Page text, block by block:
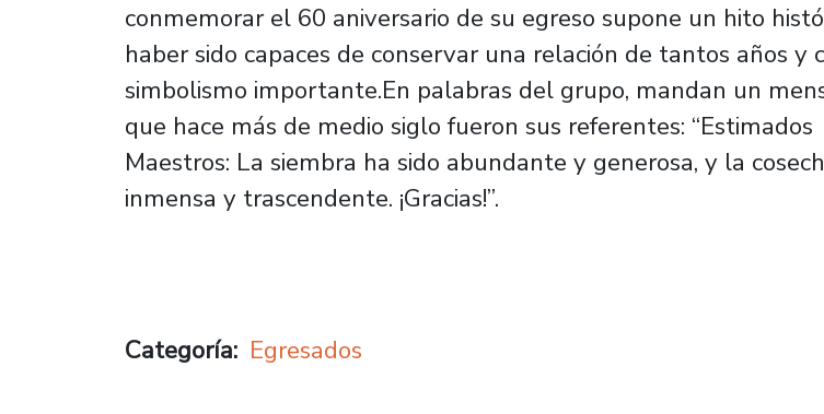
conmemorar el 60 aniversario de su egreso supone un hito
haber sido capaces de conservar una relación de tantos años y
simbolismo importante.En palabras del grupo, mandan un
que hace más de medio siglo fueron sus referentes: “Estimados
Maestros: La siembra ha sido abundante y generosa, y la
inmensa y trascendente. ¡Gracias!”.
Categoría Egresados